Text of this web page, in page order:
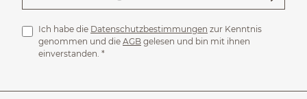
Ich habe die Datenschutzbestimmungen zur Kenntnis
genommen und die AGB gelesen und bin mit ihnen
einverstanden. *